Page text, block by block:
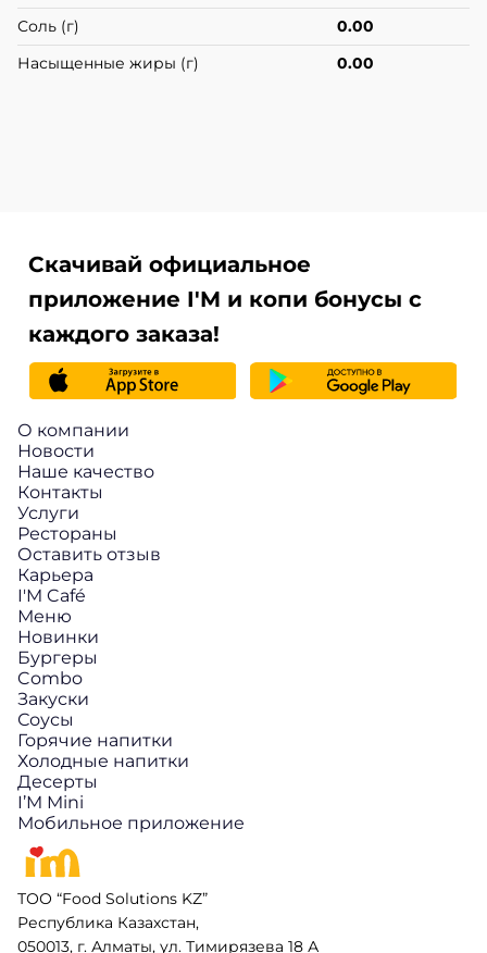
Соль (г)
0.00
Насыщенные жиры (г)
0.00
Скачивай официальное
приложение I'M и копи бонусы с
каждого заказа!
О компании
Новости
Наше качество
Контакты
Услуги
Рестораны
Оставить отзыв
Карьера
I'M Café
Меню
Новинки
Бургеры
Combo
Закуски
Соусы
Горячие напитки
Холодные напитки
Десерты
I’M Mini
Мобильное приложение
ТОО “Food Solutions KZ”
Республика Казахстан,
050013, г. Алматы, ул. Тимирязева 18 А